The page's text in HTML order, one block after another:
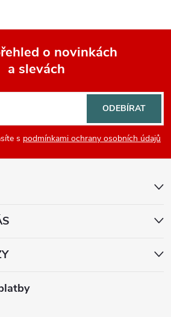
o novinkách
a slevách
s podmínkami ochrany osobních údajů
ODEBÍRAT